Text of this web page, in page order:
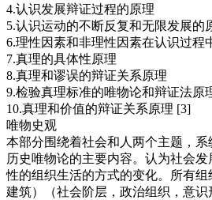
4.认识发展辩证过程的原理
5.认识运动的不断反复和无限发展的
6.理性因素和非理性因素在认识过程
7.真理的具体性原理
8.真理和谬误的辩证关系原理
9.检验真理标准的唯物论和辩证法原
10.真理和价值的辩证关系原理 [3]
唯物史观
本部分围绕着社会和人两个主题，
历史唯物论的主要内容。认为社会
性的组织生活的方式的变化。所有
建筑）（社会阶层，政治组织，意